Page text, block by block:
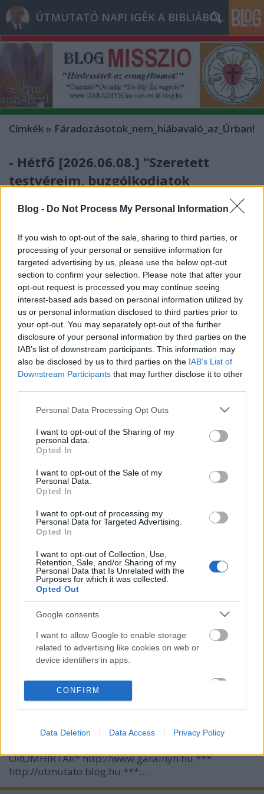
Blog - Do Not Process My Personal Information
If you wish to opt-out of the sale, sharing to third parties, or
processing of your personal or sensitive information for
targeted advertising by us, please use the below opt-out
section to confirm your selection. Please note that after your
opt-out request is processed you may continue seeing
interest-based ads based on personal information utilized by
us or personal information disclosed to third parties prior to
your opt-out. You may separately opt-out of the further
disclosure of your personal information by third parties on the
IAB’s list of downstream participants. This information may
also be disclosed by us to third parties on the IAB’s List of
Downstream Participants that may further disclose it to other
Please note that this website/app uses one or more Google
not limited to your visit or usage behaviour. You may click to
grant or deny consent to Google and its third-party tags to
use your data for below specified purposes in below Google
consent section.
Personal Data Processing Opt Outs
I want to opt-out of the Sharing of my
personal data.
Opted In
I want to opt-out of the Sale of my
Personal Data.
Opted In
I want to opt-out of processing my
Personal Data for Targeted Advertising.
Opted In
I want to opt-out of Collection, Use,
Retention, Sale, and/or Sharing of my
Personal Data that Is Unrelated with the
Purposes for which it was collected.
Opted Out
Google consents
I want to allow Google to enable storage
related to advertising like cookies on web or
device identifiers in apps.
I want to allow my user data to be sent to
personalized advertising.
I want to allow Google to enable storage
related to analytics like cookies on web or
CONFIRM
Data Deletion Data Access Privacy Policy
ÚTMUTATÓ NAPI IGÉK A BIBLIÁBÓL
Címkék » Fáradozásotok_nem_hiábavaló_az_Úrban!
- Hétfő [2026.06.08.] "Szeretett
testvéreim, buzgólkodjatok
hiszen tudjátok, hogy fáradozásotok
nem hiábavaló az Úrban!"
Andreas•2026. június 08.
&#0;&#0;&#0;&#0;&#0;&#0;&#0;&#0;&#0; *
MINDEN NAPRA: 1 MONDATBAN IS; 2 KIÍRT
ÚTMUTATÓ IGE; 3 *Protestáns-
RÚF*Károli*Katolikus* FORDÍTÁSBAN* HANGZÓ
ÖRÖMHÍRTÁR * http://www.garainyh.hu ***
https://garainyh.blog.hu/ ***
http://utmutato.blog.hu ***…
- Szombat [2023.07.15.] "Ti azonban
legyetek erősek, ne lankadjatok el,
jutalma!"
&#0;&#0;&#0;&#0;&#0;&#0;&#0;&#0;&#0; *
ÚTMUTATÓ IGE; 3*Protestáns-
RÚF*Károli*Katolikus*FORDÍTÁSBAN*HANGZÓ
https://garainyh.blog.hu/ ***
http://utmutato.blog.hu ***…
- Kedd [2019.05.14.] "A szentekkel
vállaljatok közösséget
szükségeikben, gyakoroljátok a
vendégszeretetet!"
&#0;&#0;&#0;&#0;&#0;&#0;&#0;&#0;&#0; *
ÚTMUTATÓ IGE; 3*Protestáns-
ÖRÖMHÍRTÁR* http://www.garainyh.hu ***
http://utmutato.blog.hu ***…